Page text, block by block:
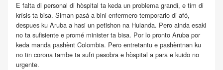
E falta di personal di hòspital ta keda un problema grandi, e tim di
krísis ta bisa. Siman pasá a bini enfermero temporario di afó,
despues ku Aruba a hasi un petishon na Hulanda. Pero ainda esaki
no ta sufisiente e promé minister ta bisa. Por lo pronto Aruba por
keda manda pashènt Colombia. Pero entretantu e pashèntnan ku
no tin corona tambe ta sufri pasobra e hòspital a para e kuido no
urgente.